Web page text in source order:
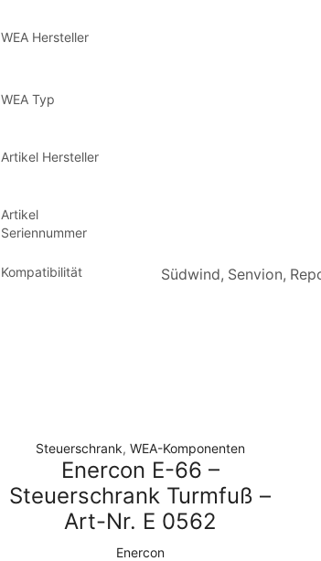
WEA Hersteller
WEA Typ
Artikel Hersteller
Artikel
Seriennummer
Kompatibilität
Südwind, Senvion,
Steuerschrank, WEA-Komponenten
Enercon E-66 –
Steuerschrank Turmfuß –
Art-Nr. E 0562
Enercon